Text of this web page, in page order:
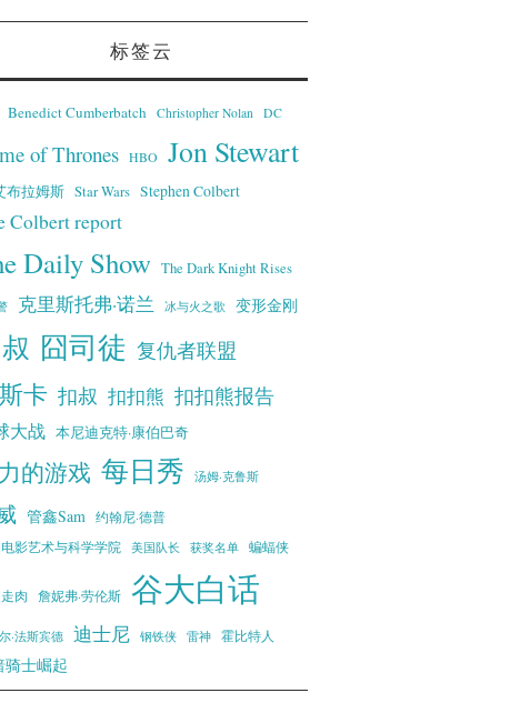
标签云
Benedict Cumberbatch Christopher Nolan DC
of Thrones HBO Jon Stewart
布拉姆斯 Star Wars Stephen Colbert
Colbert report
Daily Show The Dark Knight Rises
克里斯托弗·诺兰 冰与火之歌 变形金刚
囧司徒 复仇者联盟
卡 扣叔 扣扣熊 扣扣熊报告
大战 本尼迪克特·康伯巴奇
的游戏 每日秀 汤姆·克鲁斯
管鑫Sam 约翰尼·德普
影艺术与科学学院 美国队长 获奖名单 蝙蝠侠
肉 詹妮弗·劳伦斯 谷大白话
·法斯宾德 迪士尼 钢铁侠 雷神 霍比特人
骑士崛起